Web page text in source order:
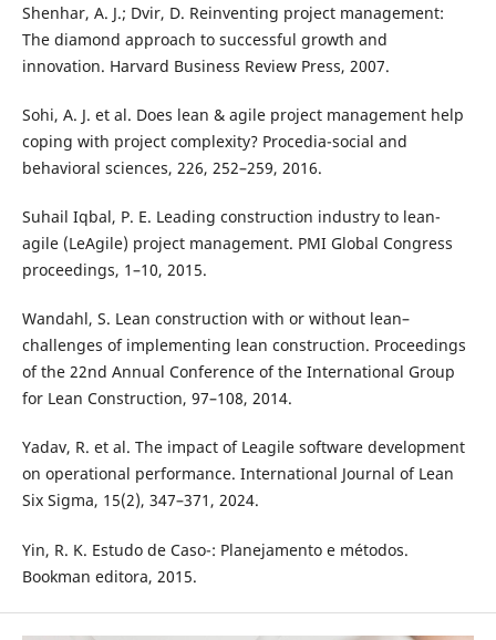
Shenhar, A. J.; Dvir, D. Reinventing project management:
The diamond approach to successful growth and
innovation. Harvard Business Review Press, 2007.
Sohi, A. J. et al. Does lean & agile project management help
coping with project complexity? Procedia-social and
behavioral sciences, 226, 252–259, 2016.
Suhail Iqbal, P. E. Leading construction industry to lean-
agile (LeAgile) project management. PMI Global Congress
proceedings, 1–10, 2015.
Wandahl, S. Lean construction with or without lean–
challenges of implementing lean construction. Proceedings
of the 22nd Annual Conference of the International Group
for Lean Construction, 97–108, 2014.
Yadav, R. et al. The impact of Leagile software development
on operational performance. International Journal of Lean
Six Sigma, 15(2), 347–371, 2024.
Yin, R. K. Estudo de Caso-: Planejamento e métodos.
Bookman editora, 2015.